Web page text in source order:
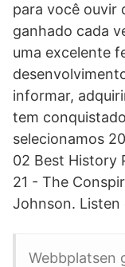
para você ouvir
ganhado cada
uma excelente
informar,
tem
selecionamos
02 Best History
21 - The
Johnson. Listen
Webbplatsen